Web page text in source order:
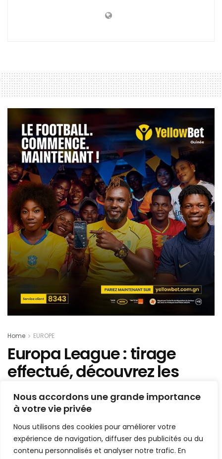
Nous accordons une grande importance
à votre vie privée
Nous utilisons des cookies pour améliorer votre
expérience de navigation, diffuser des publicités ou du
contenu personnalisés et analyser notre trafic. En
Home EUROPE
Europa League : tirage
effectué, découvrez les
groupes
Mis en ligne parHamidou Bangoura
27 août 2021 Temps de lecture:2 minutes